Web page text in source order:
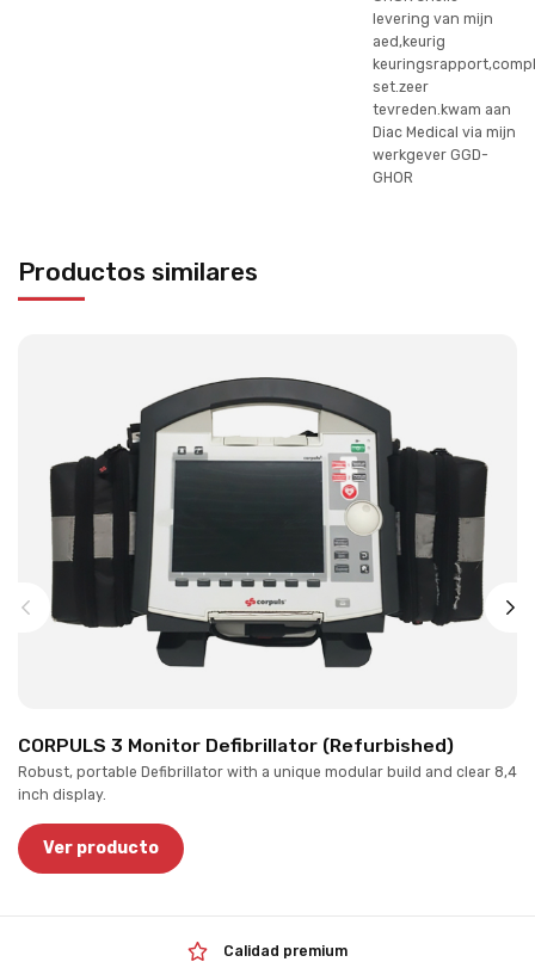
levering van mijn
aed,keurig
set.zeer
tevreden.kwam aan
Diac Medical via mijn
werkgever GGD-
GHOR
Productos similares
CORPULS 3 Monitor Defibrillator (Refurbished)
Robust, portable Defibrillator with a unique modular build and clear 8,4
inch display.
Ver producto
Calidad premium